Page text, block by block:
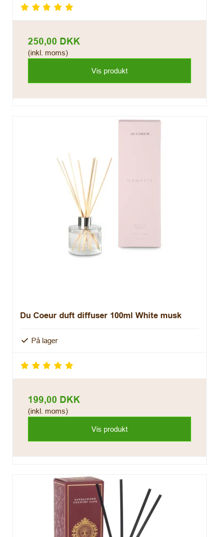
250,00 DKK
(inkl. moms)
Vis produkt
Du Coeur duft diffuser 100ml White musk
På lager
199,00 DKK
(inkl. moms)
Vis produkt